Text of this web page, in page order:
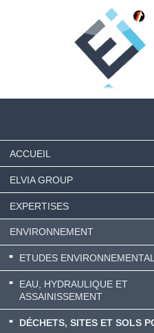
ACCUEIL
ELVIA GROUP
EXPERTISES
ENVIRONNEMENT
ETUDES
EAU, HYDRAULIQUE ET
ASSAINISSEMENT
DÉCHETS, SITES ET SOLS